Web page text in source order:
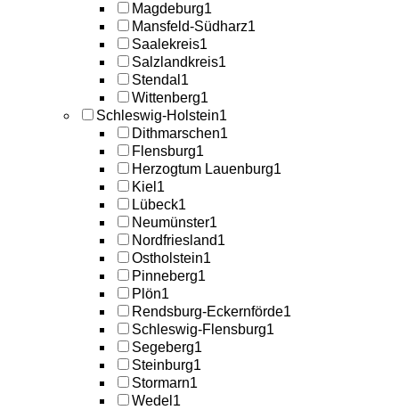
Magdeburg1
Mansfeld-Südharz1
Saalekreis1
Salzlandkreis1
Stendal 1
Wittenberg1
Schleswig-Holstein1
Dithmarschen1
Flensburg1
Herzogtum Lauenburg1
Kiel 1
Lübeck1
Neumünster1
Nordfriesland1
Ostholstein1
Pinneberg1
Plön1
Rendsburg-Eckernförde1
Schleswig-Flensburg1
Segeberg1
Steinburg1
Stormarn1
Wedel 1